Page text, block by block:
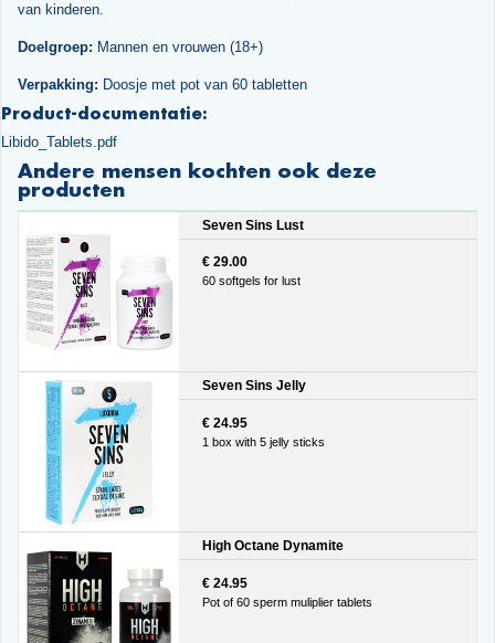
van kinderen.
Doelgroep: Mannen en vrouwen (18+)
Verpakking: Doosje met pot van 60 tabletten
Product-documentatie:
Libido_Tablets.pdf
Andere mensen kochten ook deze
producten
Seven Sins Lust
€ 29.00
60 softgels for lust
Seven Sins Jelly
€ 24.95
1 box with 5 jelly sticks
High Octane Dynamite
€ 24.95
Pot of 60 sperm muliplier tablets